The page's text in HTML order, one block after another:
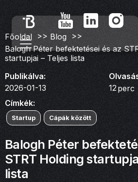
Főoldal >> Blog >>
Balogh Péter befektetései és az
startupjai – Teljes lista
Publikálva:
2026-01-13
12 perc
Címkék:
Startup Cápák között
Balogh Péter
STRT Holding
lista